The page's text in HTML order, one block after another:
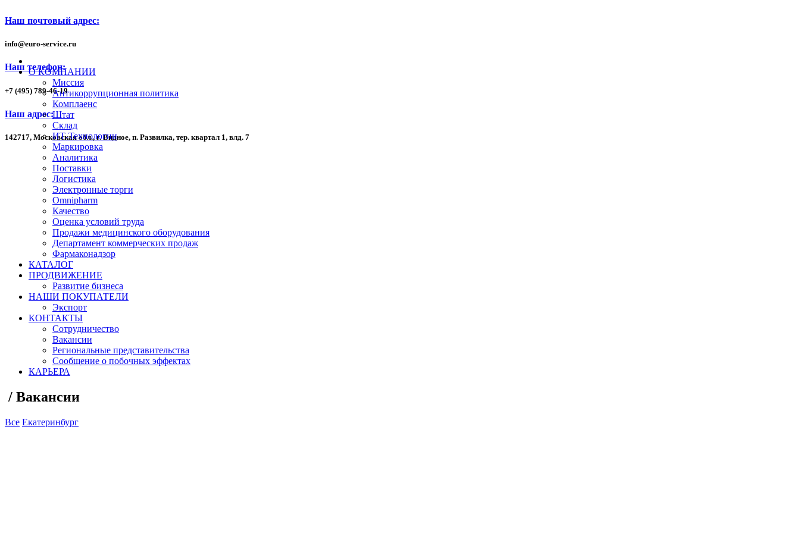
Наш почтовый адрес:
info@euro-service.ru
Наш телефон:
+7 (495) 789-46-19
Наш адрес:
142717, Московская обл., г. Видное, п. Развилка, тер. квартал 1, влд. 7
О КОМПАНИИ
Миссия
Антикоррупционная политика
Комплаенс
Штат
Склад
ИТ-Технологии
Маркировка
Аналитика
Поставки
Логистика
Электронные торги
Omnipharm
Качество
Оценка условий труда
Продажи медицинского оборудования
Департамент коммерческих продаж
Фармаконадзор
КАТАЛОГ
ПРОДВИЖЕНИЕ
Развитие бизнеса
НАШИ ПОКУПАТЕЛИ
Экспорт
КОНТАКТЫ
Сотрудничество
Вакансии
Региональные представительства
Сообщение о побочных эффектах
КАРЬЕРА
/ Вакансии
Все Екатеринбург